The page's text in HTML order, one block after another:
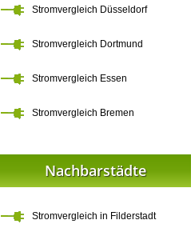
Stromvergleich Düsseldorf
Stromvergleich Dortmund
Stromvergleich Essen
Stromvergleich Bremen
Nachbarstädte
Stromvergleich in Filderstadt